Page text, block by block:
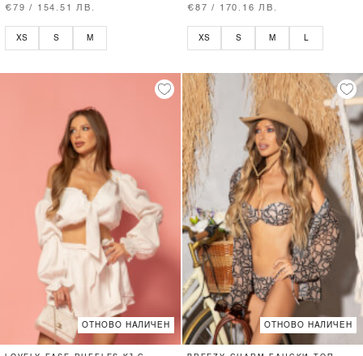
€79 / 154.51 ЛВ.
XS S M
€87 / 170.16 ЛВ.
XS S M L
ОТНОВО НАЛИЧЕН ОТНОВО НАЛИЧЕН